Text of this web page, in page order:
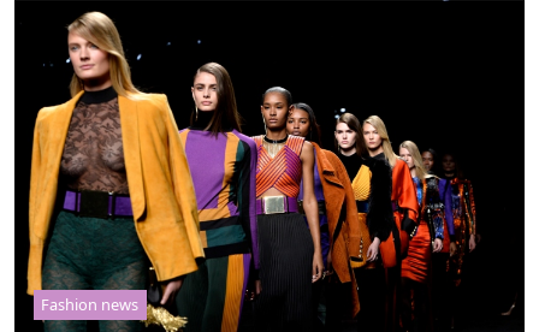
Fashion news